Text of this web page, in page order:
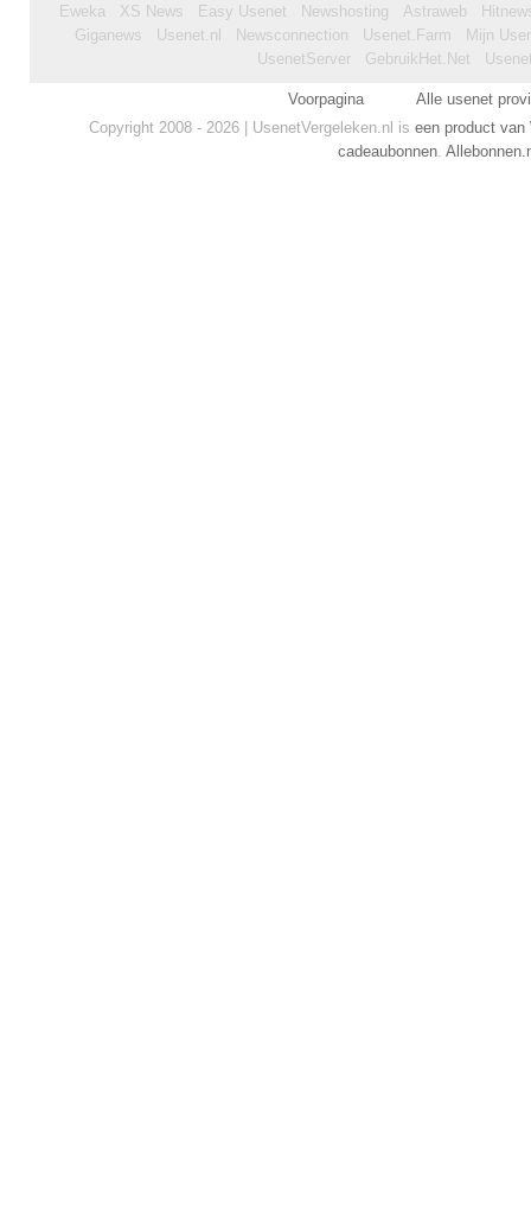
Eweka XS News Easy Usenet Newshosting Astraweb
Giganews
Usenet.nl Newsconnection Usenet.Farm
Mijn
UsenetServer
GebruikHet.Net
Voorpagina
Alle usenet
Copyright 2008 - 2026 | UsenetVergeleken.nl is een product van
cadeaubonnen.